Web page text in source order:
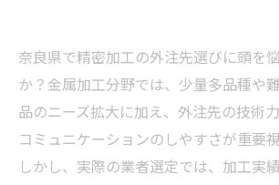
奈良県で精密加工の外注先選びに頭を
か？金属加工分野では、少量多品種や
品のニーズ拡大に加え、外注先の技術
コミュニケーションのしやすさが重要
しかし、実際の業者選定では、加工実